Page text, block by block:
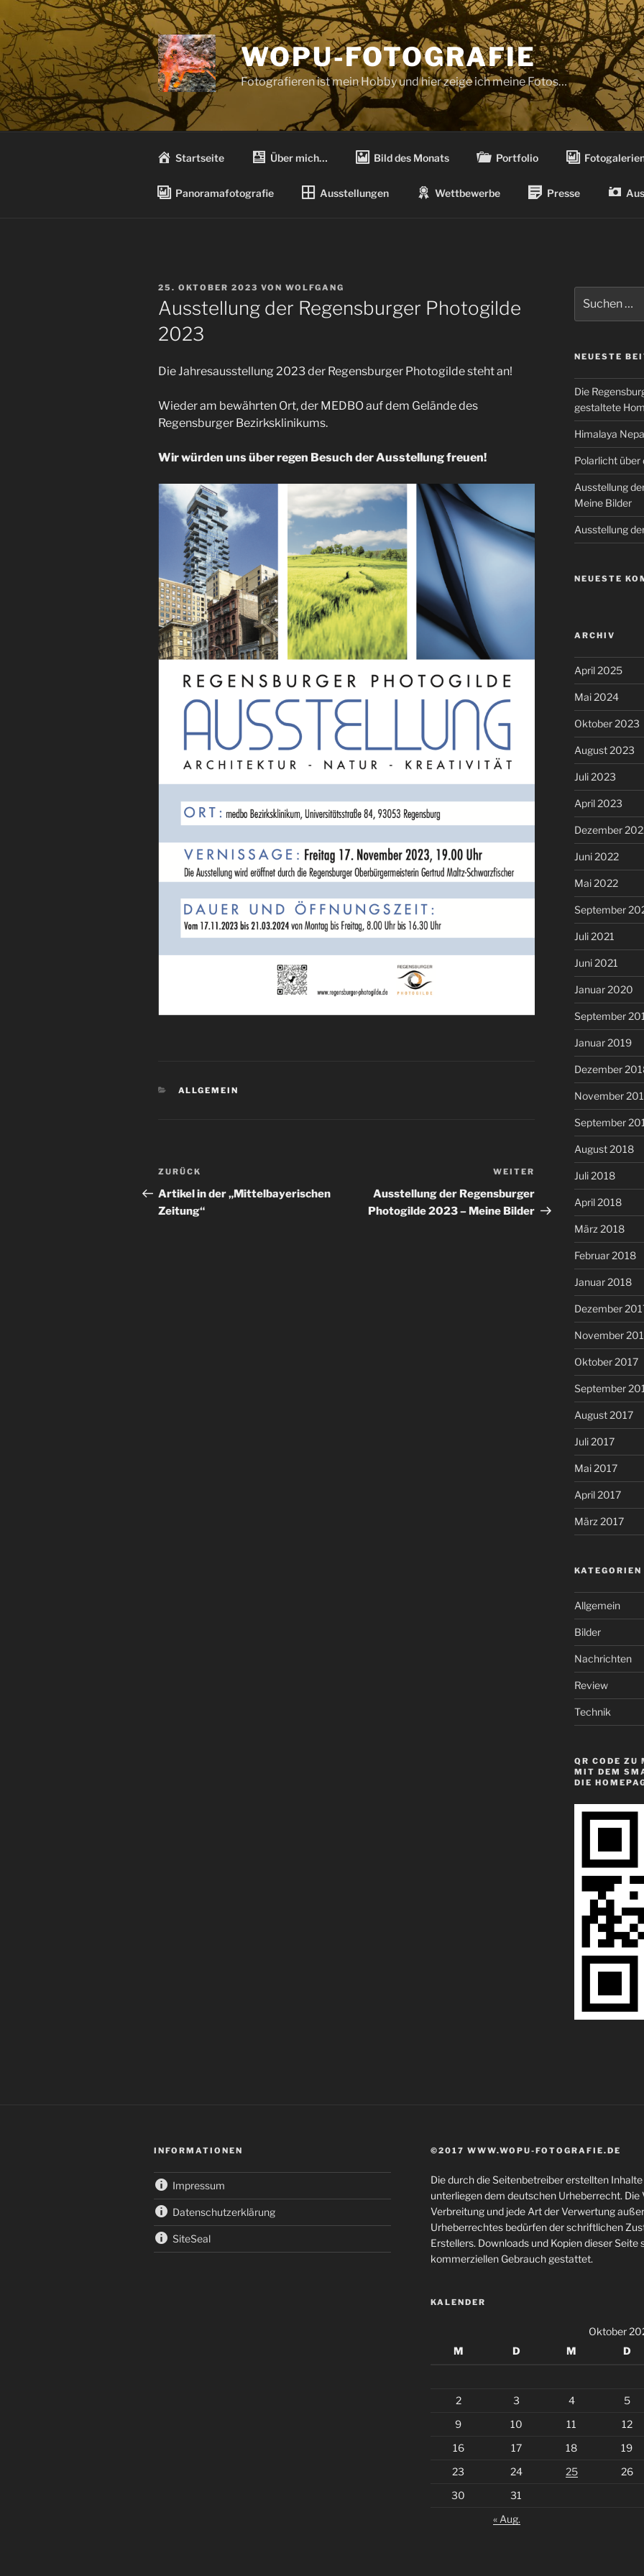
Zum
Inhalt
springen
WOPU-FOTOGRAFIE
Fotografieren ist mein Hobby und hier zeige ich meine Fotos…
Startseite Über mich… Bild des Monats Portfolio
Panoramafotografie Ausstellungen Wettbewerbe Presse
VERÖFFENTLICHT
AM
25. OKTOBER 2023 VON WOLFGANG
Ausstellung der Regensburger Photogilde
2023
Die Jahresausstellung 2023 der Regensburger Photogilde steht an!
Wieder am bewährten Ort, der MEDBO auf dem Gelände des
Regensburger Bezirksklinikums.
Wir würden uns über regen Besuch der Ausstellung freuen!
KATEGORIEN
ALLGEMEIN
Beitragsnavigation
Vorheriger
Beitrag
ZURÜCK
Artikel in der „Mittelbayerischen
Zeitung“
Nächster
Beitrag
WEITER
Ausstellung der Regensburger
Photogilde 2023 – Meine Bilder
nach:
NEUESTE
Die
gestaltete
Himalaya
Polarlicht über
Ausstellung
Meine Bilder
Ausstellung
NEUESTE
ARCHIV
April 2025
Mai 2024
Oktober 2023
August 2023
Juli 2023
April 2023
Dezember
Juni 2022
Mai 2022
September
Juli 2021
Juni 2021
Januar 2020
September
Januar 2019
Dezember
November
September
August 2018
Juli 2018
April 2018
März 2018
Februar 2018
Januar 2018
Dezember
November
Oktober 2017
September
August 2017
Juli 2017
Mai 2017
April 2017
März 2017
KATEGORIEN
Allgemein
Bilder
Nachrichten
Review
Technik
QR CODE ZU
MIT DEM
DIE
INFORMATIONEN
Impressum
Datenschutzerklärung
SiteSeal
©2017 WWW.WOPU-FOTOGRAFIE.DE
Die durch die Seitenbetreiber erstellten
unterliegen dem deutschen Urheberrecht.
Verbreitung und jede Art der Verwertung
Urheberrechtes bedürfen der schriftlichen
Erstellers. Downloads und Kopien dieser
kommerziellen Gebrauch gestattet.
KALENDER
Oktober
M
D M D
2 3 4
5
9
10 11
12
16
17 18
19
23
24 25
26
30
31
« Aug.